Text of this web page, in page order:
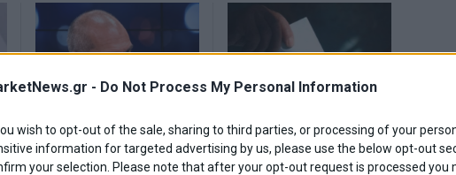
- Do Not Process My Personal Information
wish to opt-out of the sale, sharing to third parties, or processing of your
information for targeted advertising by us, please use the below opt-out
your selection. Please note that after your opt-out request is processed you
Γ. Βαρουφάκης: «Πρέπει
να καταργήσουμε τα
Interview: Στο 31,2% η
ΝΔ – Στο 3,3% η